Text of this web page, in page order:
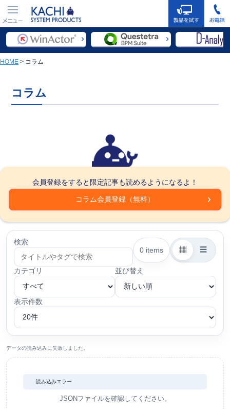
メニュ
ー
メールでの
お問い合わ
03-5422-
9618
HOME > コラム
コラム
会員登録をすると限定記事も読めるようになるよ！
コラム会員登録（無料）
検索
0 items
▦ ☰
カテゴリ 並び替え
表示件数
データの読み込みに失敗しました。
読み込みエラー
JSONファイルを確認してください。